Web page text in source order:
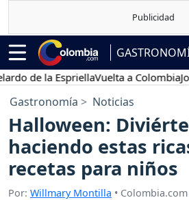
de la EspriellaVuelta a ColombiaJorge
Gastronomía Noticias
Halloween:
haciendo estas
recetas para niños
Por: Willmary Montilla • Colombia.com